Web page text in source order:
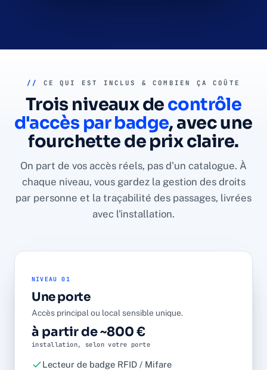
// CE QUI EST INCLUS & COMBIEN ÇA COÛTE
Trois niveaux decontrôle
d'accès par badge, avec une
fourchette de prix claire.
On part de vos accès réels, pas d'un catalogue. À
chaque niveau, vous gardez la gestion des droits
par personne et la traçabilité des passages, livrées
avec l'installation.
NIVEAU 01
Une porte
Accès principal ou local sensible unique.
à partir de ~800 €
installation, selon votre porte
Lecteur de badge RFID / Mifare